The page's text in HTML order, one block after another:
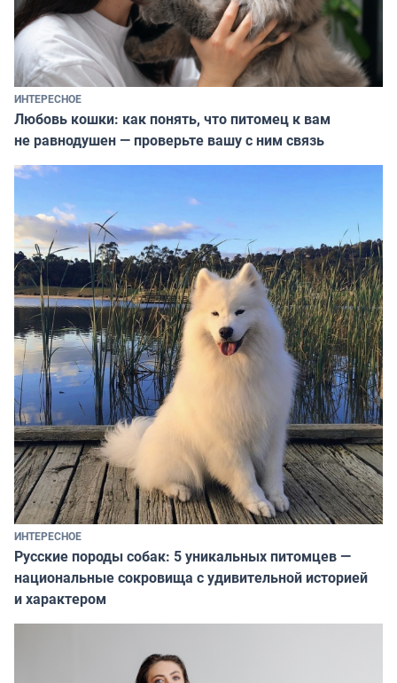
ИНТЕРЕСНОЕ
Любовь кошки: как понять, что питомец к вам
не равнодушен — проверьте вашу с ним связь
ИНТЕРЕСНОЕ
Русские породы собак: 5 уникальных питомцев —
национальные сокровища с удивительной историей
и характером